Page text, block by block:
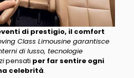
di prestigio, il comfort
Class Limousine garantisce
di lusso, tecnologie
pensati per far sentire ogni
celebrità.